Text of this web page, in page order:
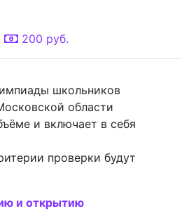
200 руб.
школьников
области
и включает в себя
проверки будут
и открытию